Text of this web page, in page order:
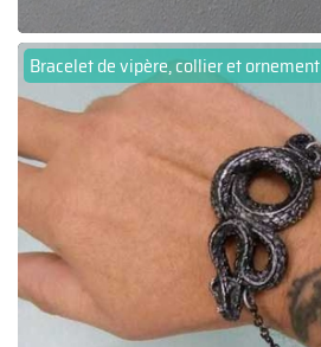
Bracelet de vipère, collier et ornement